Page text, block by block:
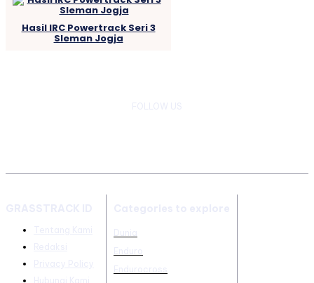
Hasil IRC Powertrack Seri 3
Sleman Jogja